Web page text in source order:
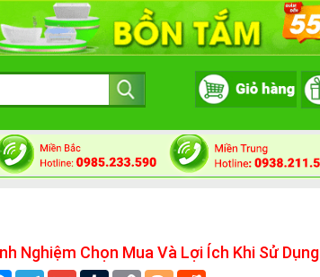
Nghiệm Chọn Mua Và Lợi Ích Khi Sử Dụng